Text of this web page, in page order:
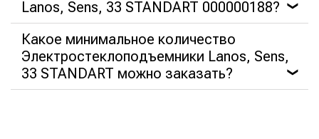
Lanos, Sens, 33 STANDART 000000188?
❯
Какое минимальное количество
Электростеклоподъемники Lanos, Sens,
33 STANDART можно заказать?
❯